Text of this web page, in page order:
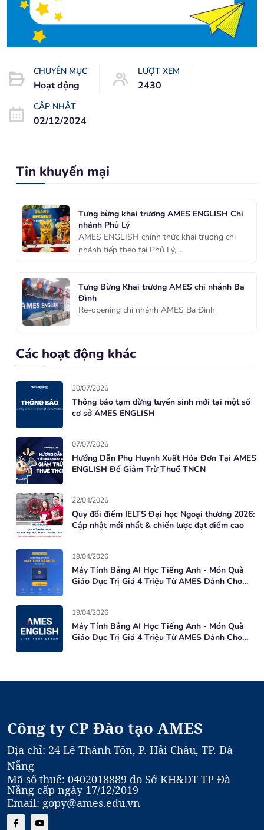
CHUYÊN MỤC
Hoạt động
LƯỢT XEM
2430
CẬP NHẬT
02/12/2024
Tin khuyến mại
Tưng bừng khai trương AMES ENGLISH Chi
nhánh Phủ Lý
AMES ENGLISH chính thức khai trương chi
nhánh tiếp theo tại Phủ Lý,...
Tưng Bừng Khai trương AMES chi nhánh Ba
Đình
Re-opening chi nhánh AMES Ba Đình
Các hoạt động khác
30/07/2026
Thông báo tạm dừng tuyển sinh mới tại một số
cơ sở AMES ENGLISH
07/07/2026
Hướng Dẫn Phụ Huynh Xuất Hóa Đơn Tại AMES
ENGLISH Để Giảm Trừ Thuế TNCN
22/04/2026
Quy đổi điểm IELTS Đại học Ngoại thương 2026:
Cập nhật mới nhất & chiến lược đạt điểm cao
19/04/2026
Máy Tính Bảng AI Học Tiếng Anh - Món Quà
Giáo Dục Trị Giá 4 Triệu Từ AMES Dành Cho
19/04/2026
Máy Tính Bảng AI Học Tiếng Anh - Món Quà
Giáo Dục Trị Giá 4 Triệu Từ AMES Dành Cho
Công ty CP Đào tạo AMES
Địa chỉ: 24 Lê Thánh Tôn, P. Hải Châu, TP. Đà
Nẵng
Mã số thuế: 0402018889 do Sở KH&DT TP Đà
Nẵng cấp ngày 17/12/2019
Email: gopy@ames.edu.vn